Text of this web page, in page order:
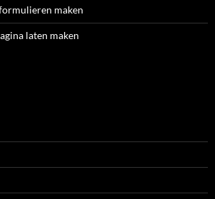
maken
laten maken